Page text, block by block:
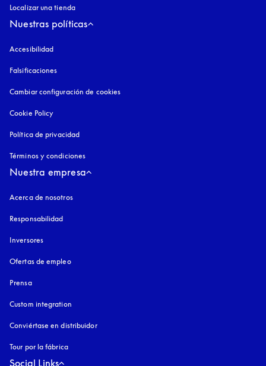
Localizar una tienda
Nuestras políticas
Accesibilidad
Falsificaciones
Cambiar configuración de cookies
Cookie Policy
Política de privacidad
Términos y condiciones
Nuestra empresa
Acerca de nosotros
Responsabilidad
Inversores
Ofertas de empleo
Prensa
Custom integration
Conviértase en distribuidor
Tour por la fábrica
Social Links